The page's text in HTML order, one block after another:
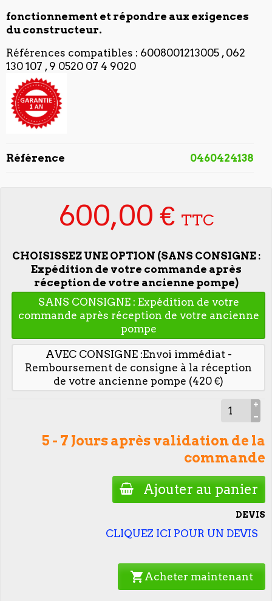
fonctionnement et répondre aux exigences
du constructeur.
Références compatibles : 6008001213005 , 062
130 107 , 9 0520 07 4 9020
Référence 0460424138
600,00 € TTC
CHOISISSEZ UNE OPTION (SANS CONSIGNE :
Expédition de votre commande après
réception de votre ancienne pompe)
SANS CONSIGNE : Expédition de votre
commande après réception de votre ancienne
pompe
AVEC CONSIGNE :Envoi immédiat -
Remboursement de consigne à la réception
de votre ancienne pompe (420 €)
5 - 7 Jours après validation de la
commande
Ajouter au panier
DEVIS
CLIQUEZ ICI POUR UN DEVIS
shopping_cart Acheter maintenant